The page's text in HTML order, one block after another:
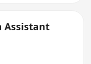
Assistant